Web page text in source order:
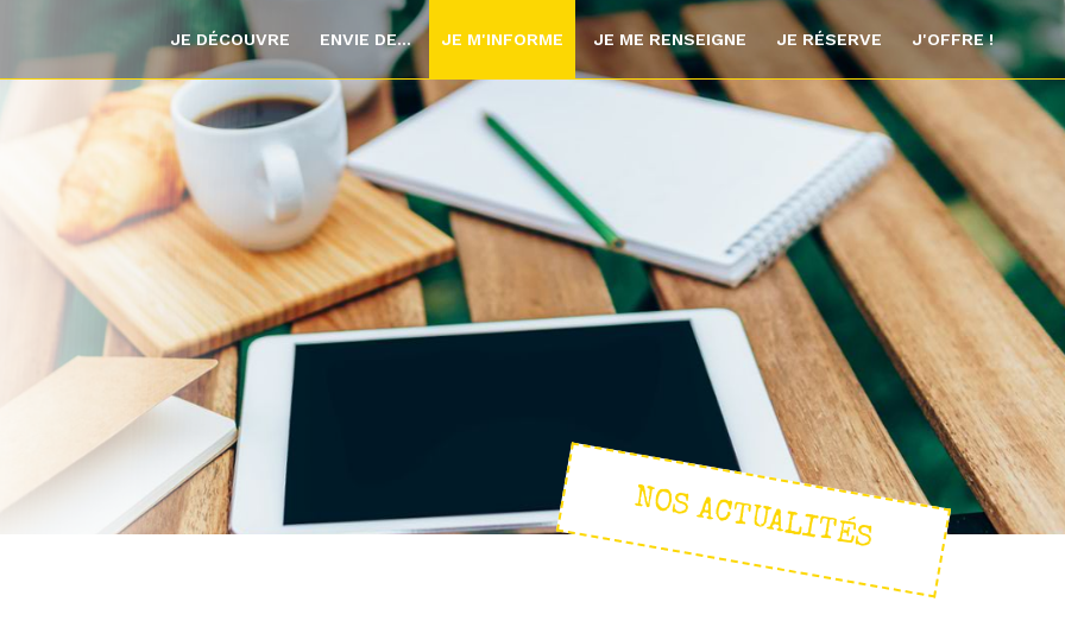
JE DÉCOUVRE ENVIE DE... JE M'INFORME JE ME RENSEIGNE JE RÉSERVE J'OFFRE !
NOS ACTUALITÉS